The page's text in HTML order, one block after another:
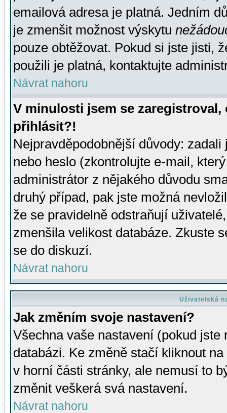
emailová adresa je platná. Jedním
je zmenšit možnost výskytu
pouze obtěžovat. Pokud si jste jisti,
použili je platná, kontaktujte
Návrat nahoru
V minulosti jsem se
přihlásit?!
Nejpravděpodobnější důvody:
nebo heslo (zkontrolujte e-mail,
administrátor z nějakého důvodu
druhý případ, pak jste možná
že se pravidelně odstraňují
zmenšila velikost databáze. Zkuste
se do diskuzí.
Návrat nahoru
Uživatelská
Jak změním svoje nastavení?
Všechna vaše nastavení (pokud
databázi. Ke změně stačí kliknout
v horní části stránky, ale nemusí to
změnit veškerá svá nastavení.
Návrat nahoru